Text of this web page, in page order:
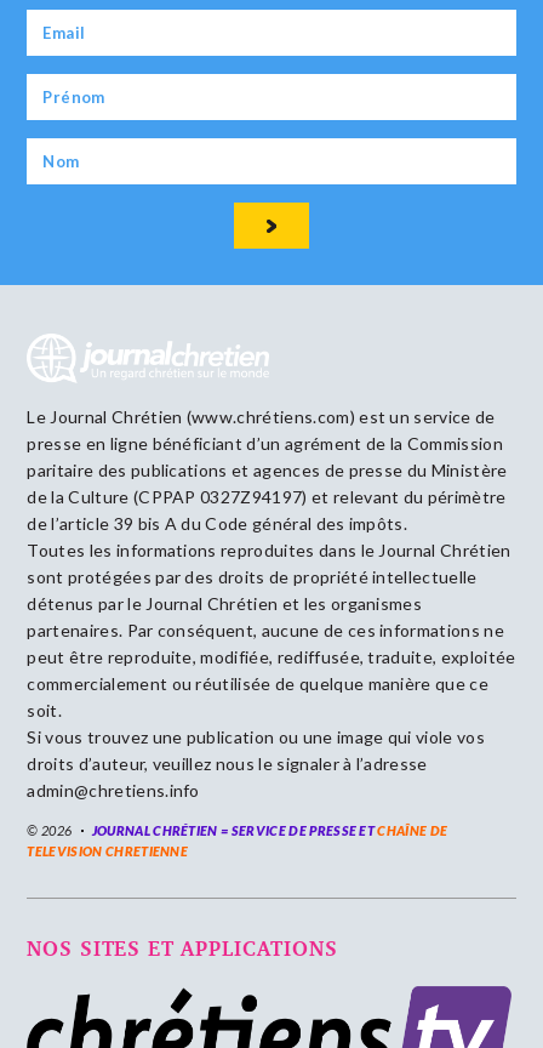
Le Journal Chrétien (www.chrétiens.com) est un service de
presse en ligne bénéficiant d’un agrément de la Commission
paritaire des publications et agences de presse du Ministère
de la Culture (CPPAP 0327Z94197) et relevant du périmètre
de l’article 39 bis A du Code général des impôts.
Toutes les informations reproduites dans le Journal Chrétien
sont protégées par des droits de propriété intellectuelle
détenus par le Journal Chrétien et les organismes
partenaires. Par conséquent, aucune de ces informations ne
peut être reproduite, modifiée, rediffusée, traduite, exploitée
commercialement ou réutilisée de quelque manière que ce
soit.
Si vous trouvez une publication ou une image qui viole vos
droits d’auteur, veuillez nous le signaler à l’adresse
admin@chretiens.info
© 2026 JOURNAL CHRÉTIEN = SERVICE DE PRESSE ETCHAÎNE DE
TELEVISION CHRETIENNE
NOS SITES ET APPLICATIONS